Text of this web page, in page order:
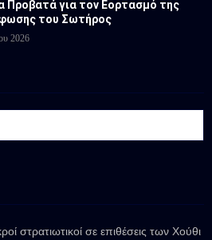
Προβατά για τον Εορτασμό της
του Σωτήρος
2026
στρατιωτικοί σε επιθέσεις των Χούθι